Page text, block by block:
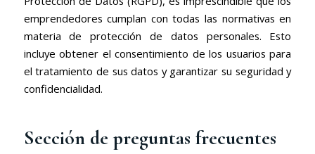
emprendedores cumplan con todas las normativas en
materia de protección de datos personales. Esto
incluye obtener el consentimiento de los usuarios para
el tratamiento de sus datos y garantizar su seguridad y
confidencialidad.
Sección de preguntas frecuentes